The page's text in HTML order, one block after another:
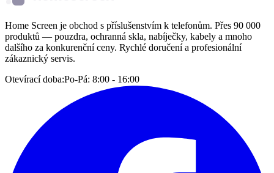
Home Screen je obchod s příslušenstvím k telefonům. Přes 90 000
produktů — pouzdra, ochranná skla, nabíječky, kabely a mnoho
dalšího za konkurenční ceny. Rychlé doručení a profesionální
zákaznický servis.
Otevírací doba:Po-Pá: 8:00 - 16:00